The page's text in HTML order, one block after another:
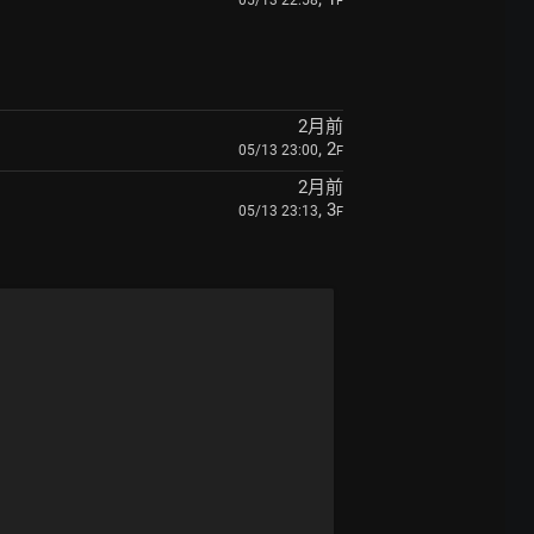
2月前
05/13 23:00, 2F
2月前
05/13 23:13, 3F